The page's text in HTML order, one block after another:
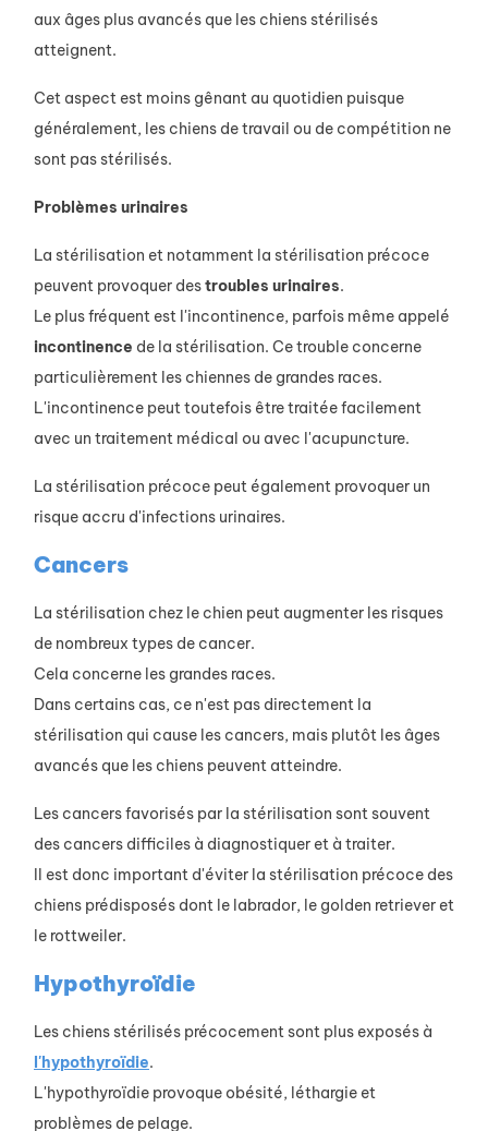
aux âges plus avancés que les chiens stérilisés
atteignent.
Cet aspect est moins gênant au quotidien puisque
généralement, les chiens de travail ou de compétition ne
sont pas stérilisés.
Problèmes urinaires
La stérilisation et notamment la stérilisation précoce
peuvent provoquer destroubles urinaires.
Le plus fréquent est l'incontinence, parfois même appelé
incontinence de la stérilisation. Ce trouble concerne
particulièrement les chiennes de grandes races.
L'incontinence peut toutefois être traitée facilement
avec un traitement médical ou avec l'acupuncture.
La stérilisation précoce peut également provoquer un
risque accru d'infections urinaires.
Cancers
La stérilisation chez le chien peut augmenter les risques
de nombreux types de cancer.
Cela concerne les grandes races.
Dans certains cas, ce n'est pas directement la
stérilisation qui cause les cancers, mais plutôt les âges
avancés que les chiens peuvent atteindre.
Les cancers favorisés par la stérilisation sont souvent
des cancers difficiles à diagnostiquer et à traiter.
Il est donc important d'éviter la stérilisation précoce des
chiens prédisposés dont le labrador, le golden retriever et
le rottweiler.
Hypothyroïdie
Les chiens stérilisés précocement sont plus exposés à
l'hypothyroïdie.
L'hypothyroïdie provoque obésité, léthargie et
problèmes de pelage.